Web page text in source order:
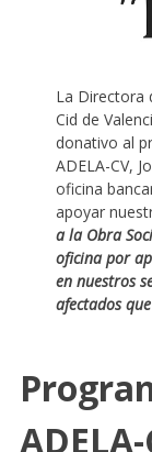
La Directora
Cid de
donativo al
ADELA-CV,
oficina
apoyar
a la Obra
oficina por
en nuestros
afectados
ADELA-